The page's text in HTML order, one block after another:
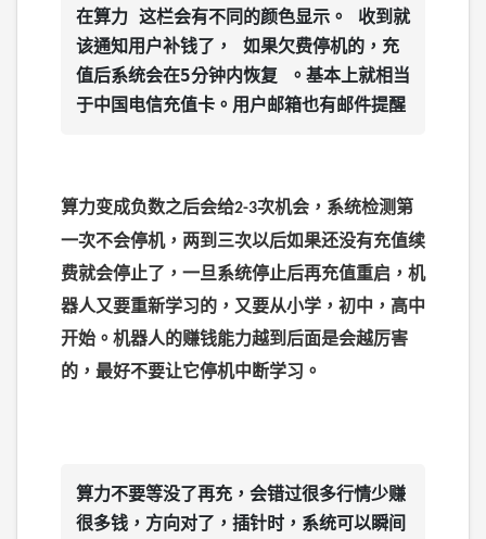
2025-12-24
【算力/充值】充值算力金额太小会有什么问题？怎么处
2025-12-24
行AI量化网站运行？
2025-12-24
【API/交易所配置】什么是API？为什么一个交易所账号
等自己先盈利再推广？
2025-12-24
在算力 这栏会有不同的颜色显示。 收到就
该通知用户补钱了， 如果欠费停机的，充
值后系统会在5分钟内恢复 。基本上就相当
于中国电信充值卡。用户邮箱也有邮件提醒
算力变成负数之后会给2-3次机会，系统检测第
一次不会停机，两到三次以后如果还没有充值续
费就会停止了，一旦系统停止后再充值重启，机
器人又要重新学习的，又要从小学，初中，高中
开始。 机器人的赚钱能力越到后面是会越厉害
的，最好不要让它停机中断学习。
算力不要等没了再充，会错过很多行情少赚
很多钱，方向对了，插针时，系统可以瞬间